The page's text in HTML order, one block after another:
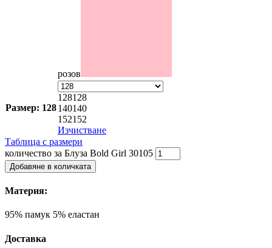
розов
Размер: 128
128128
140140
152152
Изчистване
Таблица с размери
количество за Блуза Bold Girl 30105
Добавяне в количката
Материя:
95% памук 5% еластан
Доставка